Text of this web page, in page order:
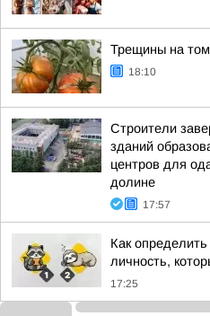
Трещины на
18:10
Строители
зданий
центров для
долине
17:57
Как определить
личность,
17:25